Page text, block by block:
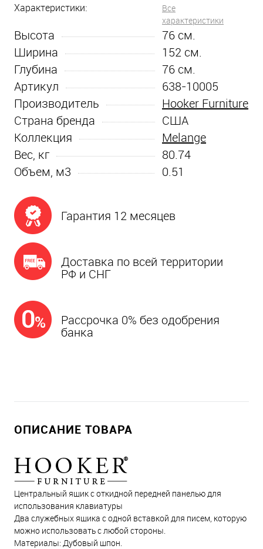
Характеристики:
Все
характеристики
Высота 76 см.
Ширина
152 см.
Глубина
76 см.
Артикул
638-10005
Производитель
Hooker Furniture
Страна бренда
США
Коллекция
Melange
Вес, кг
80.74
Объем, м3
0.51
Гарантия 12 месяцев
Доставка по всей территории
РФ и СНГ
Рассрочка 0% без одобрения
банка
ОПИСАНИЕ ТОВАРА
Центральный ящик с откидной передней панелью для
использования клавиатуры
Два служебных ящика с одной вставкой для писем, которую
можно использовать с любой стороны.
Материалы: Дубовый шпон.